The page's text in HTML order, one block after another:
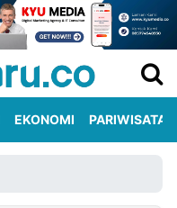
EKONOMI PARIWISATA